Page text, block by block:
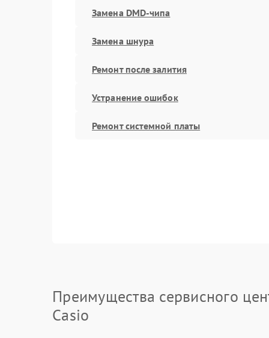
Замена DMD-чипа
Замена шнура
Ремонт после залития
Устранение ошибок
Ремонт системной платы
Преимущества сервисного
Casio